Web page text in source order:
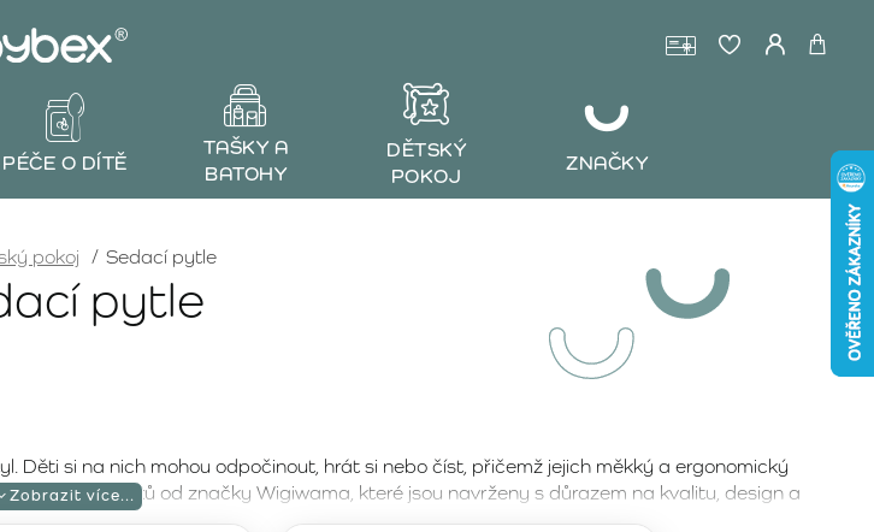
PÉČE O DÍTĚ
TAŠKY A
BATOHY
DĚTSKÝ
POKOJ
ZNAČKY
pytle
pokoj Sedací pytle
si na nich mohou odpočinout, hrát si nebo číst, přičemž jejich měkký a ergonomický
sedacích vaků od značky Wigiwama, které jsou navrženy s důrazem na kvalitu, design a
místo pro relaxaci.